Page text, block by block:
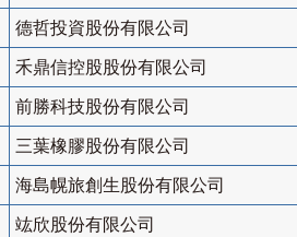
德哲投資股份有限公司
禾鼎信控股股份有限公司
前勝科技股份有限公司
三葉橡膠股份有限公司
海島幌旅創生股份有限公司
竑欣股份有限公司